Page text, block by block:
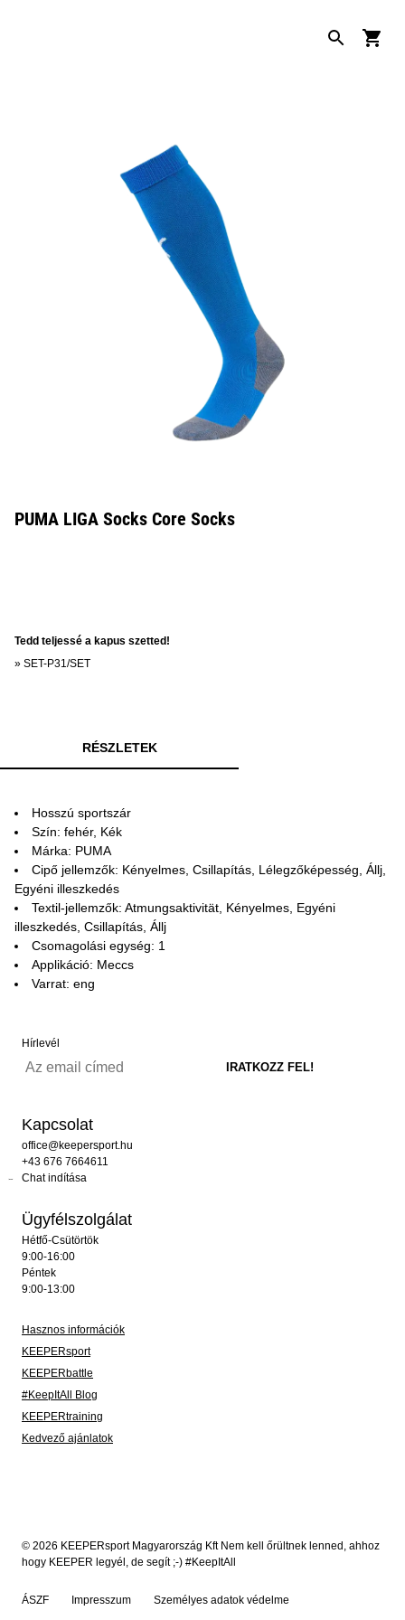
PUMA LIGA Socks Core Socks
Tedd teljessé a kapus szetted!
» SET-P31/SET
RÉSZLETEK
Hosszú sportszár
Szín: fehér, Kék
Márka: PUMA
Cipő jellemzők: Kényelmes, Csillapítás, Lélegzőképesség, Állj,
Egyéni illeszkedés
Textil-jellemzők: Atmungsaktivität, Kényelmes, Egyéni
illeszkedés, Csillapítás, Állj
Csomagolási egység: 1
Applikáció: Meccs
Varrat: eng
Hírlevél
Kapcsolat
office@keepersport.hu
+43 676 7664611
Chat indítása
Ügyfélszolgálat
Hétfő-Csütörtök
9:00-16:00
Péntek
9:00-13:00
Hasznos információk
KEEPERsport
KEEPERbattle
#KeepItAll Blog
KEEPERtraining
Kedvező ajánlatok
© 2026 KEEPERsport Magyarország Kft Nem kell őrültnek lenned, ahhoz
hogy KEEPER legyél, de segít ;-) #KeepItAll
ÁSZF Impresszum Személyes adatok védelme